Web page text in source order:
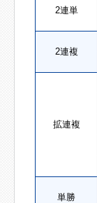
2連単
2連複
拡連複
単勝